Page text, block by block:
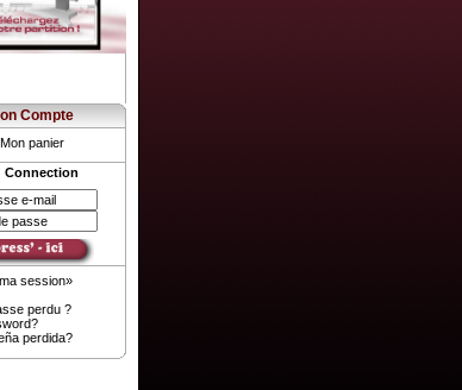
Compte
Mon panier
Connection
session»
perdu ?
perdida?